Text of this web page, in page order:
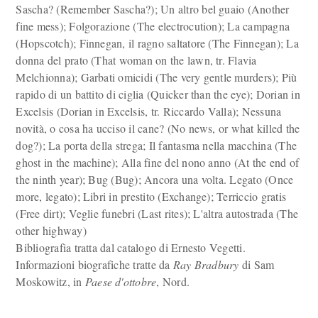
Sascha? (Remember Sascha?); Un altro bel guaio (Another
fine mess); Folgorazione (The electrocution); La campagna
(Hopscotch); Finnegan, il ragno saltatore (The Finnegan); La
donna del prato (That woman on the lawn, tr. Flavia
Melchionna); Garbati omicidi (The very gentle murders); Più
rapido di un battito di ciglia (Quicker than the eye); Dorian in
Excelsis (Dorian in Excelsis, tr. Riccardo Valla); Nessuna
novità, o cosa ha ucciso il cane? (No news, or what killed the
dog?); La porta della strega; Il fantasma nella macchina (The
ghost in the machine); Alla fine del nono anno (At the end of
the ninth year); Bug (Bug); Ancora una volta. Legato (Once
more, legato); Libri in prestito (Exchange); Terriccio gratis
(Free dirt); Veglie funebri (Last rites); L'altra autostrada (The
other highway)
Bibliografia tratta dal catalogo di Ernesto Vegetti.
Informazioni biografiche tratte da Ray Bradbury di Sam
Moskowitz, in Paese d'ottobre, Nord.